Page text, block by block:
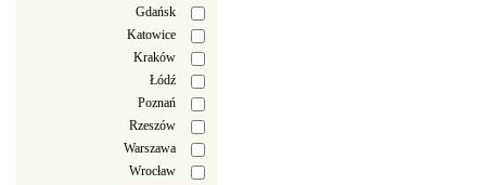
Gdańsk
Katowice
Kraków
Łódź
Poznań
Rzeszów
Warszawa
Wrocław